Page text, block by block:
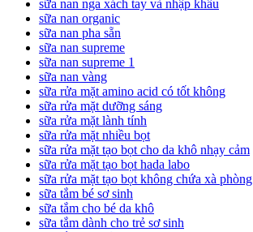
sữa nan nga xách tay và nhập khẩu
sữa nan organic
sữa nan pha sẵn
sữa nan supreme
sữa nan supreme 1
sữa nan vàng
sữa rửa mặt amino acid có tốt không
sữa rửa mặt dưỡng sáng
sữa rửa mặt lành tính
sữa rửa mặt nhiều bọt
sữa rửa mặt tạo bọt cho da khô nhạy cảm
sữa rửa mặt tạo bọt hada labo
sữa rửa mặt tạo bọt không chứa xà phòng
sữa tắm bé sơ sinh
sữa tắm cho bé da khô
sữa tắm dành cho trẻ sơ sinh